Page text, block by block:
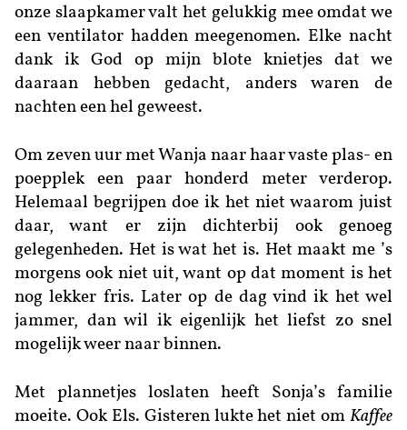
onze slaapkamer valt het gelukkig mee omdat we
een ventilator hadden meegenomen. Elke nacht
dank ik God op mijn blote knietjes dat we
daaraan hebben gedacht, anders waren de
nachten een hel geweest.
Om zeven uur met Wanja naar haar vaste plas- en
poepplek een paar honderd meter verderop.
Helemaal begrijpen doe ik het niet waarom juist
daar, want er zijn dichterbij ook genoeg
gelegenheden. Het is wat het is. Het maakt me ’s
morgens ook niet uit, want op dat moment is het
nog lekker fris. Later op de dag vind ik het wel
jammer, dan wil ik eigenlijk het liefst zo snel
mogelijk weer naar binnen.
Met plannetjes loslaten heeft Sonja’s familie
moeite. Ook Els. Gisteren lukte het niet om Kaffee